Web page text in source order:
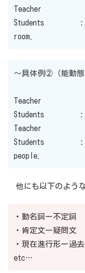
Teacher : My
Students : My
room.
〜具体例②（能動
Teacher :
Students : A
Teacher :
Students : The
people.
他にも以下のような
・動名詞ー不定詞
・肯定文ー疑問文
・現在進行形ー過
etc…